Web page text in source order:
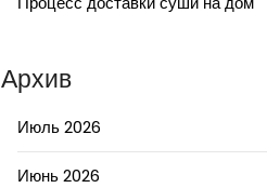
Архив
Июль 2026
Июнь 2026